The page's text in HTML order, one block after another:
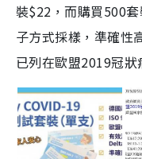
裝$22，而購買500
子方式採樣，準確性
已列在歐盟2019冠狀